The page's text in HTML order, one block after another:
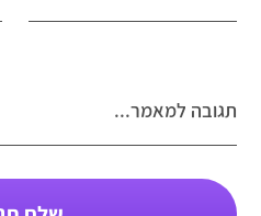
תגובה למאמר...